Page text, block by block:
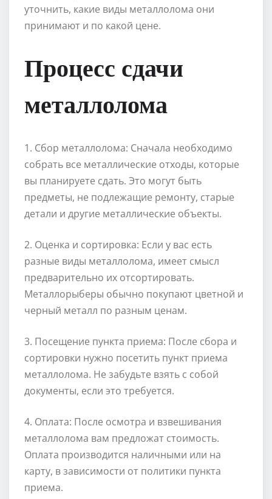
уточнить, какие виды металлолома они
принимают и по какой цене.
Процесс сдачи
металлолома
1. Сбор металлолома: Сначала необходимо
собрать все металлические отходы, которые
вы планируете сдать. Это могут быть
предметы, не подлежащие ремонту, старые
детали и другие металлические объекты.
2. Оценка и сортировка: Если у вас есть
разные виды металлолома, имеет смысл
предварительно их отсортировать.
Металлорыберы обычно покупают цветной и
черный металл по разным ценам.
3. Посещение пункта приема: После сбора и
сортировки нужно посетить пункт приема
металлолома. Не забудьте взять с собой
документы, если это требуется.
4. Оплата: После осмотра и взвешивания
металлолома вам предложат стоимость.
Оплата производится наличными или на
карту, в зависимости от политики пункта
приема.